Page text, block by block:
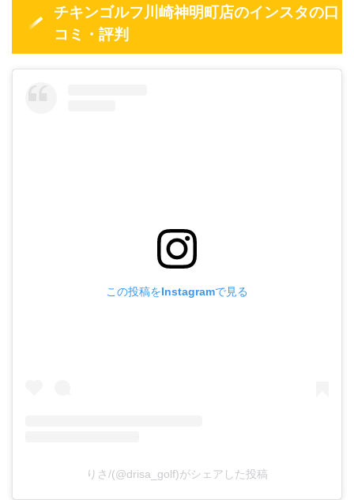
チキンゴルフ川崎神明町店のインスタの口
コミ・評判
この投稿をInstagramで見る
りさ/(@drisa_golf)がシェアした投稿